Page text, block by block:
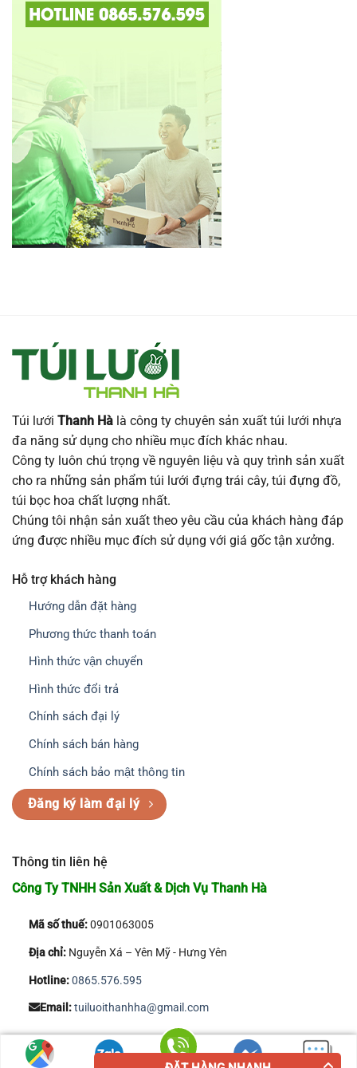
Túi lưới Thanh Hà là công ty chuyên sản xuất túi lưới nhựa
đa năng sử dụng cho nhiều mục đích khác nhau.
Công ty luôn chú trọng về nguyên liệu và quy trình sản xuất
cho ra những sản phẩm túi lưới đựng trái cây, túi đựng đồ,
túi bọc hoa chất lượng nhất.
Chúng tôi nhận sản xuất theo yêu cầu của khách hàng đáp
ứng được nhiều mục đích sử dụng với giá gốc tận xưởng.
Hỗ trợ khách hàng
Hướng dẫn đặt hàng
Phương thức thanh toán
Hình thức vận chuyển
Hình thức đổi trả
Chính sách đại lý
Chính sách bán hàng
Chính sách bảo mật thông tin
Đăng ký làm đại lý
Thông tin liên hệ
Công Ty TNHH Sản Xuất & Dịch Vụ Thanh Hà
Mã số thuế:0901063005
Địa chỉ:Nguyễn Xá – Yên Mỹ - Hưng Yên
Hotline:0865.576.595
Email:tuiluoithanhha@gmail.com
Copyright 2026 © Công Ty TNHH Sản Xuất & Dịch Vụ Thanh Hà